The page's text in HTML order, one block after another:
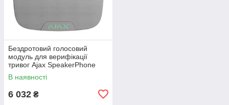
Бездротовий голосовий
модуль для верифікації
тривог Ajax SpeakerPhone
Jeweller White
В наявності
6 032 ₴